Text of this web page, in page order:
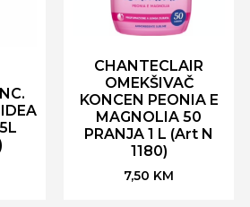
CHANTECLAIR
OMEKŠIVAČ
KONCEN PEONIA E
MAGNOLIA 50
PRANJA 1 L (Art N
1180)
7,50 KM